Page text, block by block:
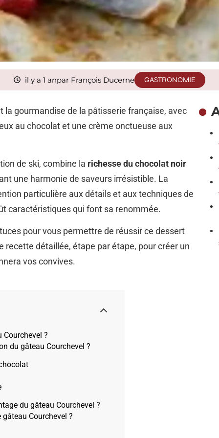
il y a 1 anpar François Ducerne GASTRONOMIE
la gourmandise de la pâtisserie française, avec
au chocolat et une crème onctueuse aux
de ski, combine la richesse du chocolat noir
une harmonie de saveurs irrésistible. La
particulière aux détails et aux techniques de
caractéristiques qui font sa renommée.
pour vous permettre de réussir ce dessert
recette détaillée, étape par étape, pour créer un
vos convives.
Courchevel ?
du gâteau Courchevel ?
du gâteau Courchevel ?
Courchevel ?